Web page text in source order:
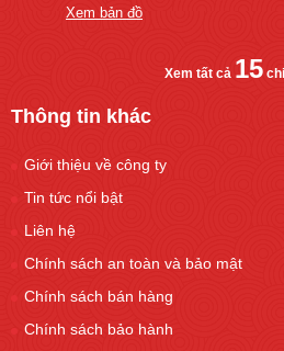
Xem bản đồ
Xem tất cả 15
Thông tin khác
Giới thiệu về công ty
Tin tức nổi bật
Liên hệ
Chính sách an toàn và bảo mật
Chính sách bán hàng
Chính sách bảo hành